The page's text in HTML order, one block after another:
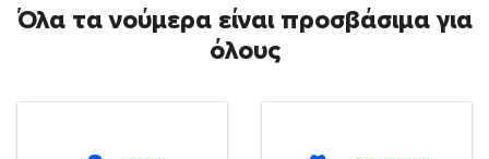
Όλα τα νούμερα είναι προσβάσιμα για
όλους